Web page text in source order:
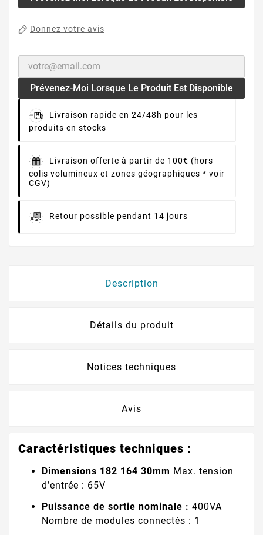
Donnez votre avis
Prévenez-Moi Lorsque Le Produit Est Disponible
Livraison rapide en 24/48h pour les
produits en stocks
Livraison offerte à partir de 100€ (hors
colis volumineux et zones géographiques * voir
CGV)
Retour possible pendant 14 jours
Description
Détails du produit
Notices techniques
Avis
Caractéristiques techniques :
Dimensions 182 164 30mm Max. tension
d’entrée : 65V
Puissance de sortie nominale : 400VA
Nombre de modules connectés : 1